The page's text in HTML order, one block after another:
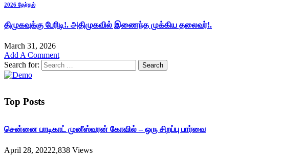
2026 தேர்தல்
திமுகவுக்கு பேரிடி!. அதிமுகவில் இணைந்த முக்கிய தலைவர்!.
March 31, 2026
Add A Comment
Search for:
Top Posts
சென்னை பாடிகாட் முனீஸ்வரன் கோவில் – ஒரு சிறப்பு பார்வை
April 28, 20222,838 Views